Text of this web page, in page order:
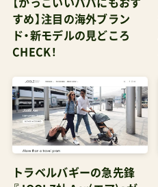
【かっこいいパパにもおす
すめ】注目の海外ブラン
ド・新モデルの見どころ
CHECK！
トラベルバギーの急先鋒